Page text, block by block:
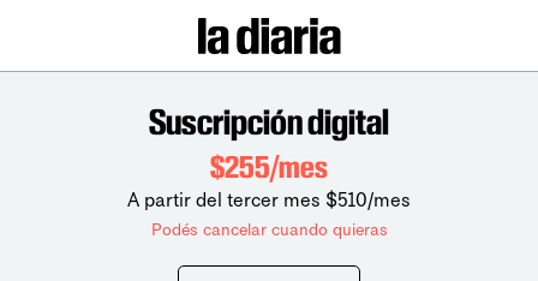
Suscripción digital
$255/mes
A partir del tercer mes $510/mes
Podés cancelar cuando quieras